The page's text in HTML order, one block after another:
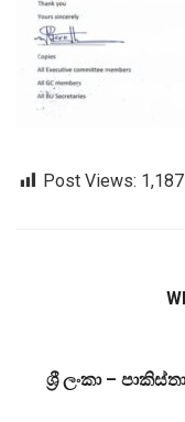
Post Views: 1,187
ශ්‍රී ලංකා –